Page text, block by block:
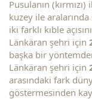
Pusulanın
kuzey ile aralarında
iki farklı kıble
Länkäran şehri için
başka bir
Länkäran şehri için
arasındaki fark
göstermesinden